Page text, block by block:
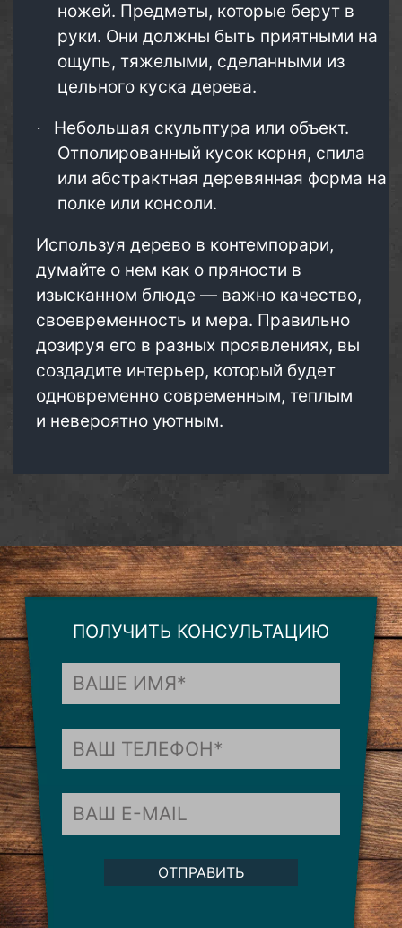
ножей. Предметы, которые берут в
руки. Они должны быть приятными на
ощупь, тяжелыми, сделанными из
цельного куска дерева.
·
Небольшая скульптура или объект.
Отполированный кусок корня, спила
или абстрактная деревянная форма на
полке или консоли.
Используя дерево в контемпорари,
думайте о нем как о пряности в
изысканном блюде — важно качество,
своевременность и мера. Правильно
дозируя его в разных проявлениях, вы
создадите интерьер, который будет
одновременно современным, теплым
и невероятно уютным.
ПОЛУЧИТЬ КОНСУЛЬТАЦИЮ
ОТПРАВИТЬ